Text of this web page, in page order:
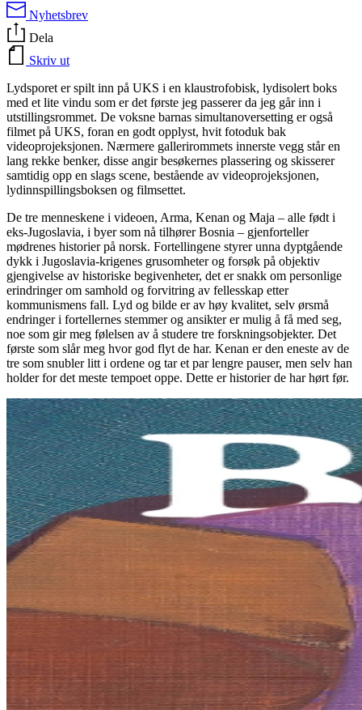
Nyhetsbrev
Dela
Skriv ut
Lydsporet er spilt inn på UKS i en klaustrofobisk, lydisolert boks
med et lite vindu som er det første jeg passerer da jeg går inn i
utstillingsrommet. De voksne barnas simultanoversetting er også
filmet på UKS, foran en godt opplyst, hvit fotoduk bak
videoprojeksjonen. Nærmere gallerirommets innerste vegg står en
lang rekke benker, disse angir besøkernes plassering og skisserer
samtidig opp en slags scene, bestående av videoprojeksjonen,
lydinnspillingsboksen og filmsettet.
De tre menneskene i videoen, Arma, Kenan og Maja – alle født i
eks-Jugoslavia, i byer som nå tilhører Bosnia – gjenforteller
mødrenes historier på norsk. Fortellingene styrer unna dyptgående
dykk i Jugoslavia-krigenes grusomheter og forsøk på objektiv
gjengivelse av historiske begivenheter, det er snakk om personlige
erindringer om samhold og forvitring av fellesskap etter
kommunismens fall. Lyd og bilde er av høy kvalitet, selv ørsmå
endringer i fortellernes stemmer og ansikter er mulig å få med seg,
noe som gir meg følelsen av å studere tre forskningsobjekter. Det
første som slår meg hvor god flyt de har. Kenan er den eneste av de
tre som snubler litt i ordene og tar et par lengre pauser, men selv han
holder for det meste tempoet oppe. Dette er historier de har hørt før.